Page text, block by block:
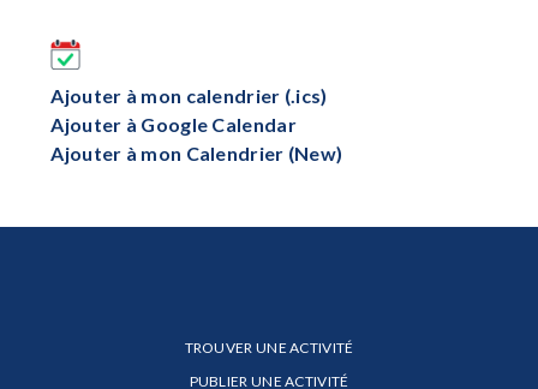
Ajouter à mon calendrier (.ics)
Ajouter à Google Calendar
Ajouter à mon Calendrier (New)
TROUVER UNE ACTIVITÉ
PUBLIER UNE ACTIVITÉ